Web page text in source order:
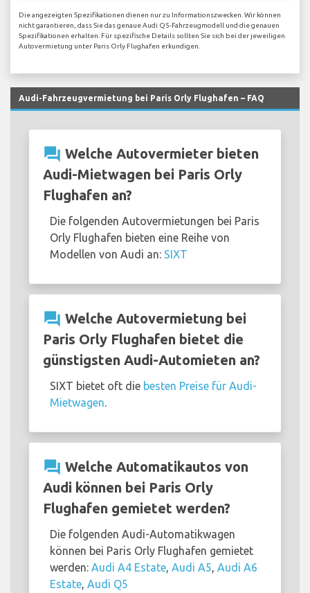
Die angezeigten Spezifikationen dienen nur zu Informationszwecken. Wir können
nicht garantieren, dass Sie das genaue Audi Q5-Fahrzeugmodell und die genauen
Spezifikationen erhalten. Für spezifische Details sollten Sie sich bei der jeweiligen
Autovermietung unter Paris Orly Flughafen erkundigen.
Audi-Fahrzeugvermietung bei Paris Orly Flughafen – FAQ
question_answer Welche Autovermieter bieten
Audi-Mietwagen bei Paris Orly
Flughafen an?
Die folgenden Autovermietungen bei Paris
Orly Flughafen bieten eine Reihe von
Modellen von Audi an: SIXT
question_answer Welche Autovermietung bei
Paris Orly Flughafen bietet die
günstigsten Audi-Automieten an?
SIXT bietet oft die besten Preise für Audi-
Mietwagen
question_answer Welche Automatikautos von
Audi können bei Paris Orly
Flughafen gemietet werden?
Die folgenden Audi-Automatikwagen
können bei Paris Orly Flughafen gemietet
werden: Audi A4 Estate Audi A5 Audi A6
Estate Audi Q5